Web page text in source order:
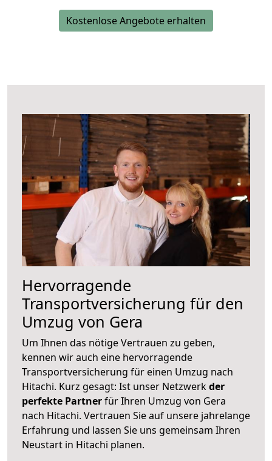
Kostenlose Angebote erhalten
Hervorragende
Transportversicherung für den
Umzug von Gera
Um Ihnen das nötige Vertrauen zu geben,
kennen wir auch eine hervorragende
Transportversicherung für einen Umzug nach
Hitachi. Kurz gesagt: Ist unser Netzwerkder
perfekte Partnerfür Ihren Umzug von Gera
nach Hitachi. Vertrauen Sie auf unsere jahrelange
Erfahrung und lassen Sie uns gemeinsam Ihren
Neustart in Hitachi planen.